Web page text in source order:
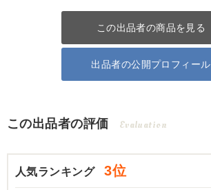
この出品者の商品を見る
出品者の公開プロフィール
この出品者の評価 Evaluation
人気ランキング 3位